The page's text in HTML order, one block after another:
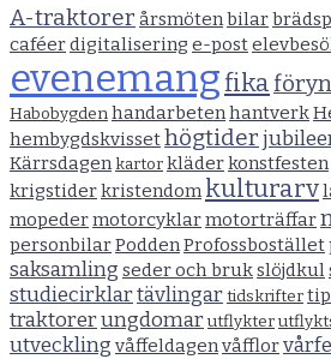
A-traktorer årsmötenbilar
caféerdigitalisering e-post
evenemangfika
Habobygdenhandarbetenhantverk
hembygdskvissethögtider
Kärrsdagenkartorkläderkonstfesten
krigstiderkristendom kulturarv
mopedermotorcyklarmotorträffar
personbilarPoddenProfossbostället
saksamling seder och brukslöjdkul
studiecirklartävlingartidskrifter
traktorerungdomarutflykter
utveckling våffeldagenvåfflor